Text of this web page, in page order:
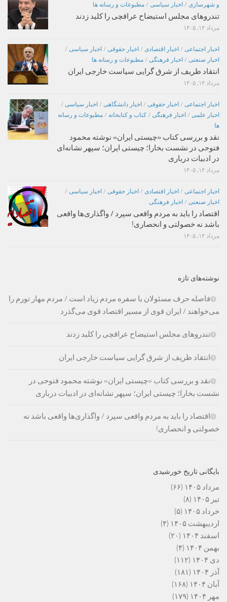
و شهرسازی / اخبار سیاسی / مطبوعات و رسانه ها
تندروهای مجلس استیضاح عراقچی را کلید زدند
مرداد ۱۴, ۱۴۰۵
اخبار اجتماعی / اخبار اقتصادی / اخبار حقوقی / اخبار سیاسی /
اخبار صنعتی / اخبار فرهنگی / مطبوعات و رسانه ها
انتقاد ظریف از شرق گرایی سیاست خارجی ایران
مرداد ۱۴, ۱۴۰۵
اخبار اجتماعی / اخبار حقوقی / اخبار دانشگاهی / اخبار سیاسی /
اخبار علمی / اخبار فرهنگی / کتاب و کتابخانه / مطبوعات و رسانه
ها
نقد و بررسی کتاب «چیستی ایران» نوشته محمود
فتوحی در نشست بخارا؛ چیستی ایران؛ سپهر نشانه‌ای
در ادبیات درباری
مرداد ۱۴, ۱۴۰۵
اخبار اجتماعی / اخبار اقتصادی / اخبار حقوقی / اخبار سیاسی /
اخبار صنعتی / اخبار فرهنگی
اقتصاد را باید به مردم واقعی سپرد / واگذاری‌ها واقعی
باشد نه خصولتی و انحصاری!
مرداد ۱۴, ۱۴۰۵
نوشته‌های تازه
فاصله حرف مسئولان با سفره مردم زیاد است / مردم مهار تورم را
می‌خواهند / ایران قوی از مسیر اقتصاد قوی می‌گذرد
تندروهای مجلس استیضاح عراقچی را کلید زدند
انتقاد ظریف از شرق گرایی سیاست خارجی ایران
نقد و بررسی کتاب «چیستی ایران» نوشته محمود فتوحی در
نشست بخارا؛ چیستی ایران؛ سپهر نشانه‌ای در ادبیات درباری
اقتصاد را باید به مردم واقعی سپرد / واگذاری‌ها واقعی باشد نه
خصولتی و انحصاری!
بایگانی تاریخ خورشیدی
مرداد ۱۴۰۵
(۶۶)
تیر ۱۴۰۵
(۸)
خرداد ۱۴۰۵
(۵)
اردیبهشت ۱۴۰۵
(۴)
اسفند ۱۴۰۴
(۲۰)
بهمن ۱۴۰۴
(۴)
دی ۱۴۰۴
(۱۱۲)
آذر ۱۴۰۴
(۱۸۱)
آبان ۱۴۰۴
(۱۶۸)
مهر ۱۴۰۴
(۱۷۹)